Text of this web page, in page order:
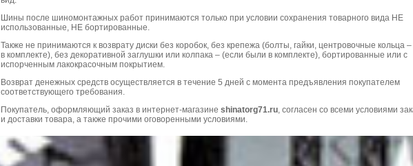
Шины после шиномонтажных работ принимаются только при условии сохранения товарного вида НЕ
использованные, НЕ бортированные.
Также не принимаются к возврату диски без коробок, без крепежа (болты, гайки, центровочные кольца
в комплекте), без декоративной заглушки или колпака – (если были в комплекте), бортированные или с
испорченным лакокрасочным покрытием.
Возврат денежных средств осуществляется в течение 5 дней с момента предъявления покупателем
соответствующего требования.
Покупатель, оформляющий заказ в интернет-магазине shinatorg71.ru, согласен со всеми условиями
и доставки товара, а также прочими оговоренными условиями.